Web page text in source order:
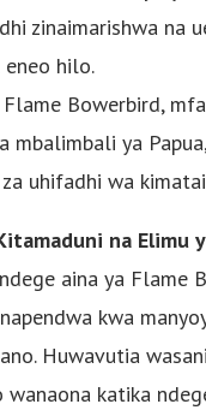
zinaimarishwa na
eneo hilo.
Bowerbird,
mbalimbali ya
uhifadhi wa
na Elimu
aina ya Flame
kwa
Huwavutia
wanaona katika